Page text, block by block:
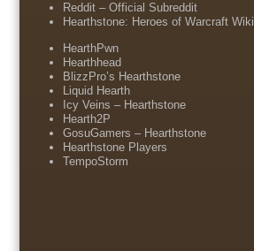
Reddit – Official Subreddit
Hearthstone: Heroes of Warcraft Wiki
HearthPwn
Hearthhead
BlizzPro’s Hearthstone
Liquid Hearth
Icy Veins – Hearthstone
Hearth2P
GosuGamers – Hearthstone
Hearthstone Players
TempoStorm